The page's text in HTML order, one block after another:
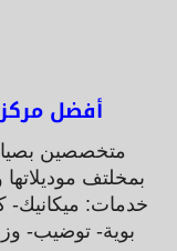
أفضل
متخصصين
بمخلتف موديلاتها
خدمات:
بوية- توضيب-